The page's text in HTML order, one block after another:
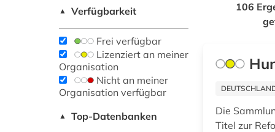
▲ Verfügbarkeit
Frei verfügbar
Lizenziert an meiner
Organisation
Nicht an meiner
Organisation verfügbar
▲ Top-Datenbanken
106
Die
Titel zur